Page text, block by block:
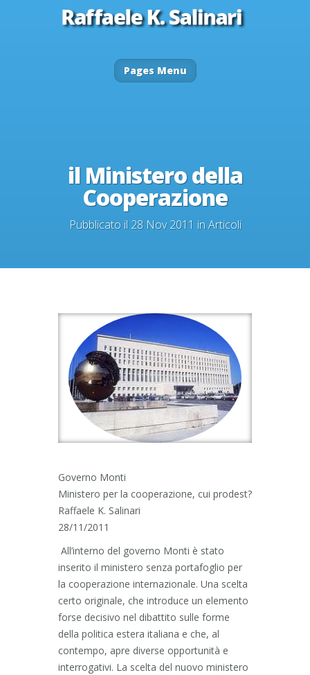
Pages Menu
il Ministero della
Cooperazione
Pubblicato il 28 Nov 2011 inArticoli
Governo Monti
Ministero per la cooperazione, cui prodest?
Raffaele K. Salinari
28/11/2011
All’interno del governo Monti è stato
inserito il ministero senza portafoglio per
la cooperazione internazionale. Una scelta
certo originale, che introduce un elemento
forse decisivo nel dibattito sulle forme
della politica estera italiana e che, al
contempo, apre diverse opportunità e
interrogativi. La scelta del nuovo ministero